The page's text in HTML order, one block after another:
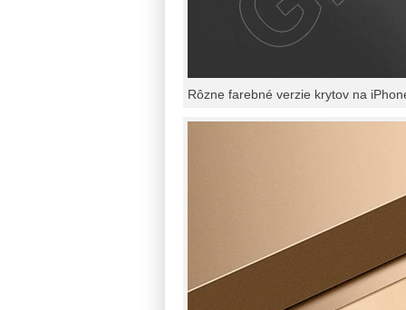
Rôzne farebné verzie krytov na